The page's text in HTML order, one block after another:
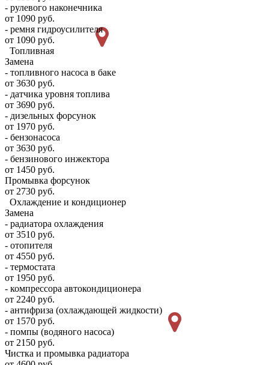
- рулевого наконечника
от 1090 руб.
- ремня гидроусилителя
от 1090 руб.
Топливная
Замена
- топливного насоса в баке
от 3630 руб.
- датчика уровня топлива
от 3690 руб.
- дизельных форсунок
от 1970 руб.
- бензонасоса
от 3630 руб.
- бензинового инжектора
от 1450 руб.
Промывка форсунок
от 2730 руб.
Охлаждение и кондиционер
Замена
- радиатора охлаждения
от 3510 руб.
- отопителя
от 4550 руб.
- термостата
от 1950 руб.
- компрессора автокондиционера
от 2240 руб.
- антифриза (охлаждающей жидкости)
от 1570 руб.
- помпы (водяного насоса)
от 2150 руб.
Чистка и промывка радиатора